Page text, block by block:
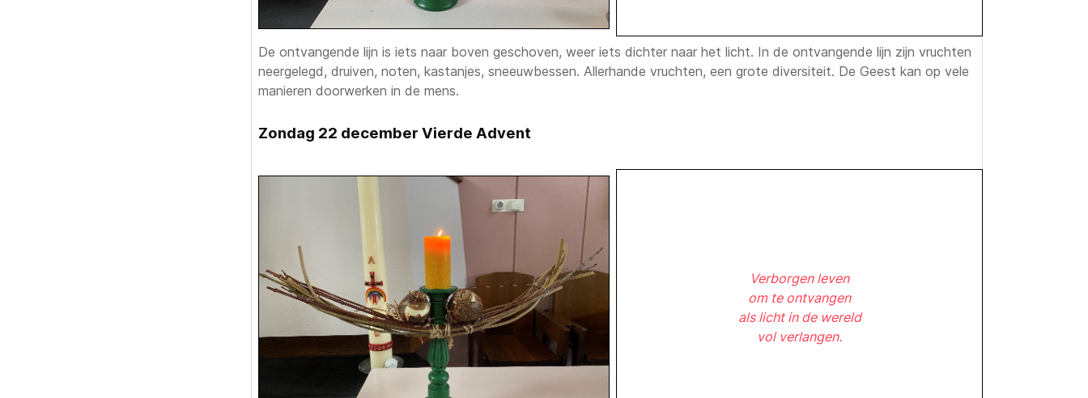
De ontvangende lijn is iets naar boven geschoven, weer iets dichter naar het licht. In de ontvangende lijn zijn vruchten
neergelegd, druiven, noten, kastanjes, sneeuwbessen. Allerhande vruchten, een grote diversiteit. De Geest kan op vele
manieren doorwerken in de mens.
Zondag 22 december Vierde Advent
Verborgen leven
om te ontvangen
als licht in de wereld
vol verlangen.